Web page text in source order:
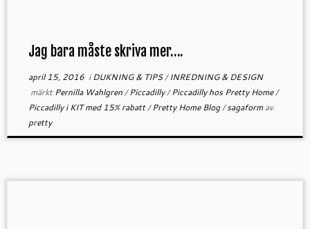
Jag bara måste skriva mer….
april 15, 2016iDUKNING & TIPS/INREDNING & DESIGN
märktPernilla Wahlgren/Piccadilly/Piccadilly hos Pretty Home/
Piccadilly i KIT med 15% rabatt/Pretty Home Blog/sagaform av
pretty